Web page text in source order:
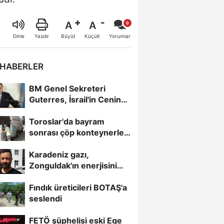
Dinle Yazdır
A
Büyüt
A
Küçült Yorumlar
BM Genel Sekreteri
Guterres, İsrail'in Cenin
Toroslar'da bayram
sonrası çöp konteynerleri
Karadeniz gazı,
Zonguldak'ın enerjisini
Fındık üreticileri BOTAŞ'a
seslendi
FETÖ şüphelisi eski Ege